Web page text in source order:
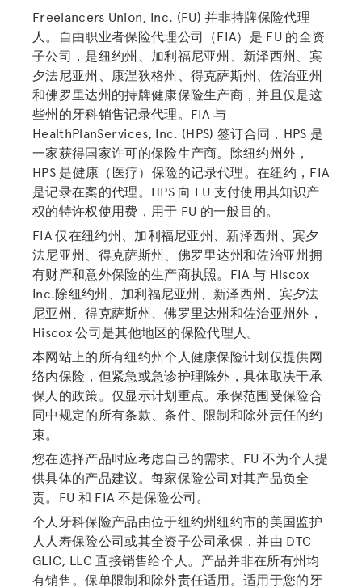
Freelancers Union, Inc. (FU) 并非持牌保险代理
人。自由职业者保险代理公司（FIA）是 FU 的全资
子公司，是纽约州、加利福尼亚州、新泽西州、宾
夕法尼亚州、康涅狄格州、得克萨斯州、佐治亚州
和佛罗里达州的持牌健康保险生产商，并且仅是这
些州的牙科销售记录代理。FIA 与
HealthPlanServices, Inc. (HPS) 签订合同，HPS 是
一家获得国家许可的保险生产商。除纽约州外，
HPS 是健康（医疗）保险的记录代理。在纽约，FIA
是记录在案的代理。HPS 向 FU 支付使用其知识产
权的特许权使用费，用于 FU 的一般目的。
FIA 仅在纽约州、加利福尼亚州、新泽西州、宾夕
法尼亚州、得克萨斯州、佛罗里达州和佐治亚州拥
有财产和意外保险的生产商执照。FIA 与 Hiscox
Inc.除纽约州、加利福尼亚州、新泽西州、宾夕法
尼亚州、得克萨斯州、佛罗里达州和佐治亚州外，
Hiscox 公司是其他地区的保险代理人。
本网站上的所有纽约州个人健康保险计划仅提供网
络内保险，但紧急或急诊护理除外，具体取决于承
保人的政策。仅显示计划重点。承保范围受保险合
同中规定的所有条款、条件、限制和除外责任的约
束。
您在选择产品时应考虑自己的需求。FU 不为个人提
供具体的产品建议。每家保险公司对其产品负全
责。FU 和 FIA 不是保险公司。
个人牙科保险产品由位于纽约州纽约市的美国监护
人人寿保险公司或其全资子公司承保，并由 DTC
GLIC, LLC 直接销售给个人。产品并非在所有州均
有销售。保单限制和除外责任适用。适用于您的牙